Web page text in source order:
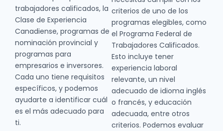
trabajadores calificados, la
Clase de Experiencia
Canadiense, programas de
nominación provincial y
programas para
empresarios e inversores.
Cada uno tiene requisitos
específicos, y podemos
ayudarte a identificar cuál
es el más adecuado para
ti.
criterios de uno de los
programas elegibles, como
el Programa Federal de
Trabajadores Calificados.
Esto incluye tener
experiencia laboral
relevante, un nivel
adecuado de idioma inglés
o francés, y educación
adecuada, entre otros
criterios. Podemos evaluar